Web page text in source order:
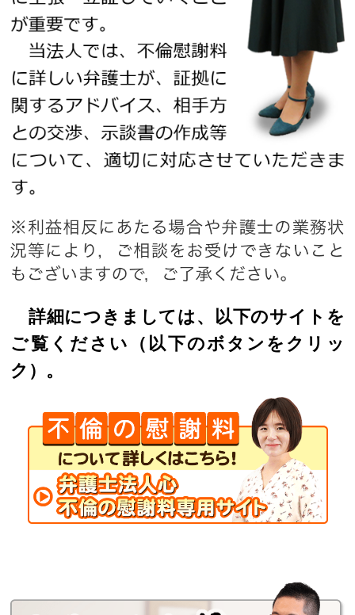
詳細につきましては、以下のサイトを
ご覧ください（以下のボタンをクリッ
ク）。